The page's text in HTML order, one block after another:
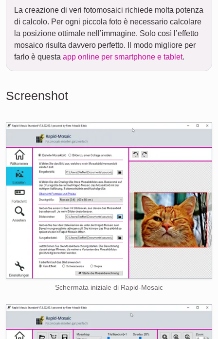
La creazione di veri fotomosaici richiede molta potenza
di calcolo. Per ogni piccola foto è necessario calcolare
la posizione ottimale nell’immagine. Solo così l’effetto
mosaico risulta davvero perfetto. Il modo migliore per
farlo è questa app online per smartphone e tablet.
Screenshot
Schermata iniziale di Rapid-Mosaic